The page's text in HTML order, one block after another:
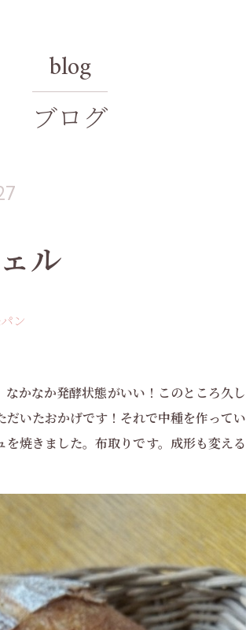
blog
ブログ
ル
ン
かなか発酵状態がいい！このところ久し
いたおかげです！それで中種を作ってい
焼きました。布取りです。成形も変える